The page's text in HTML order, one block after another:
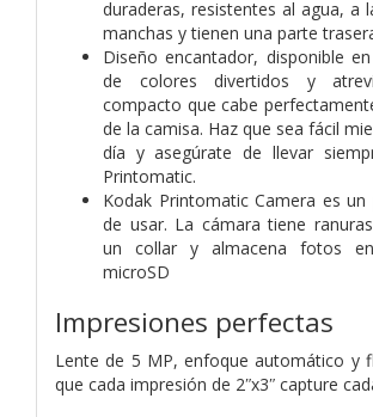
duraderas, resistentes al agua, a
manchas y tienen una parte
Diseño encantador, disponible
de colores divertidos y
compacto que cabe
de la camisa. Haz que sea fácil
día y asegúrate de llevar
Printomatic.
Kodak Printomatic Camera es
de usar. La cámara tiene
un collar y almacena fotos
microSD
Impresiones perfectas
Lente de 5 MP, enfoque automático y
que cada impresión de 2ʺx3ʺ capture